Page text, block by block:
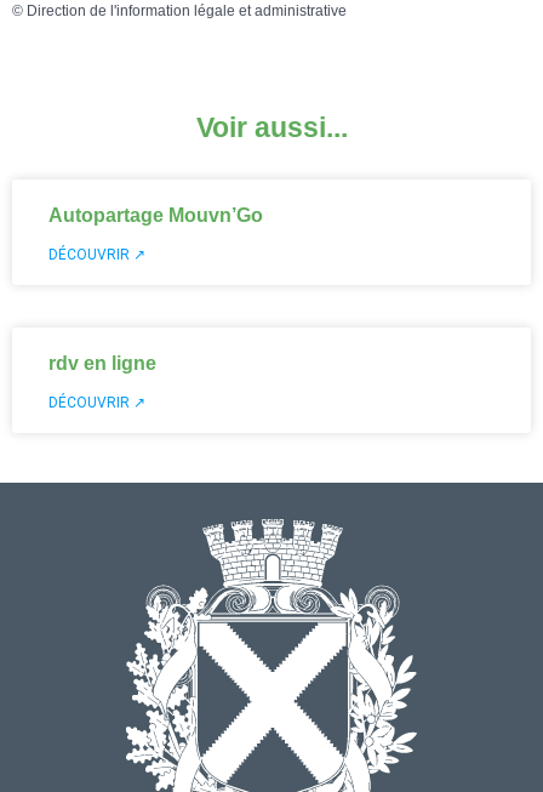
© Direction de l'information légale et administrative
Voir aussi...
Autopartage Mouvn’Go
DÉCOUVRIR ↗
rdv en ligne
DÉCOUVRIR ↗